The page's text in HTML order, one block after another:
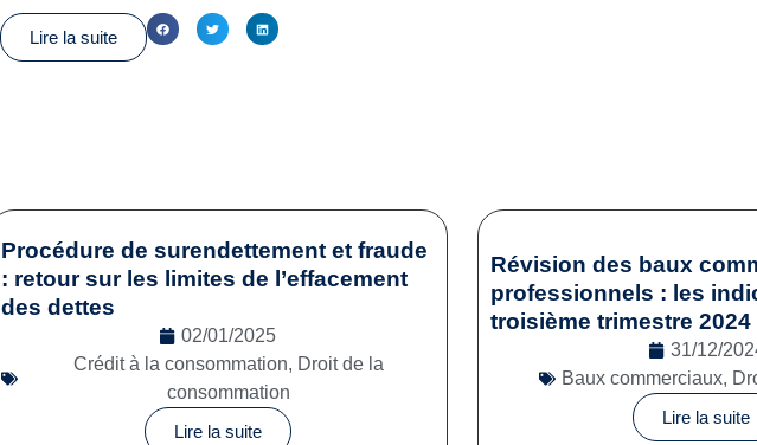
Lire la suite
Procédure de surendettement et fraude
: retour sur les limites de l’effacement
des dettes
02/01/2025
Crédit à la consommation, Droit de la
consommation
Lire la suite
Révision des baux
professionnels : les
troisième trimestre 2024
31/12/
Baux commerciaux,
Lire la suite